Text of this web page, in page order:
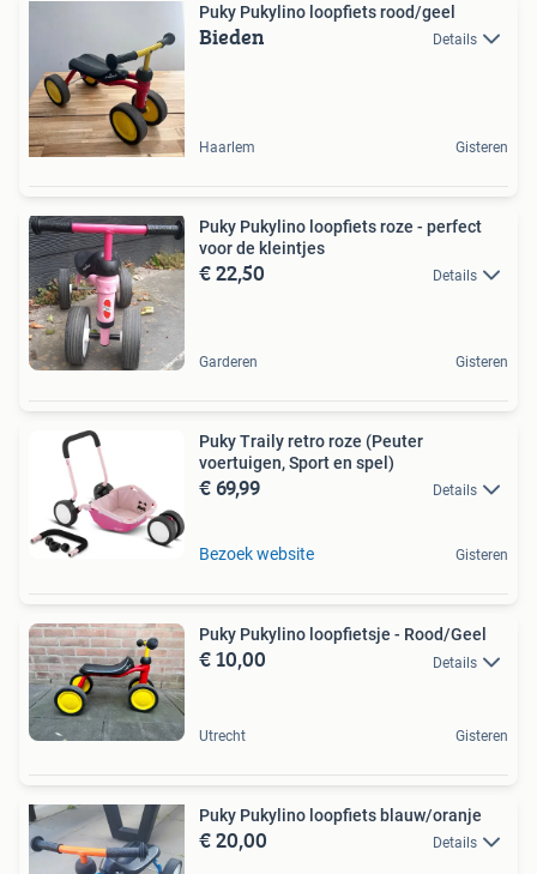
Puky Pukylino loopfiets rood/geel
Bieden Details
Haarlem Gisteren
Puky Pukylino loopfiets roze - perfect
voor de kleintjes
€ 22,50 Details
Garderen Gisteren
Puky Traily retro roze (Peuter
voertuigen, Sport en spel)
€ 69,99 Details
Bezoek website Gisteren
Puky Pukylino loopfietsje - Rood/Geel
€ 10,00 Details
Utrecht Gisteren
Puky Pukylino loopfiets blauw/oranje
€ 20,00 Details